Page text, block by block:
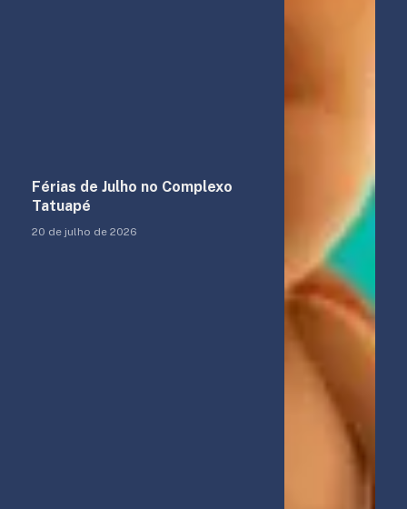
Férias de Julho no Complexo
Tatuapé
20 de julho de 2026